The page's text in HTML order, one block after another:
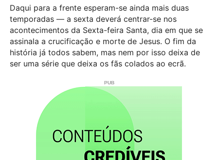
Daqui para a frente esperam-se ainda mais duas
temporadas — a sexta deverá centrar-se nos
acontecimentos da Sexta-feira Santa, dia em que se
assinala a crucificação e morte de Jesus. O fim da
história já todos sabem, mas nem por isso deixa de
ser uma série que deixa os fãs colados ao ecrã.